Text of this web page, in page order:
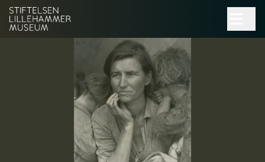
Hopp til hovedinnhold
Søk
Museer +
Norsk håndverksinstitutt
Kulturhuset Maihaugsalen